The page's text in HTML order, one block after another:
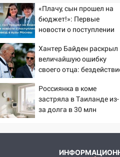
10:11
Директора
«Нефтяной топливной
судить за неуплату
налогов
09:28
Дети на
велосипедисты,
пешеходы. Обзор
Ульяновской области
08:30
Поджог со
домов и выстрел за
«Плачу, сын прошел на
бюджет!»: Первые
новости о поступлении
Москвы
Хантер Байден раскрыл
величайшую ошибку
своего отца:
Россиянка в коме
застряла в Таиланде из-
за долга в 30 млн